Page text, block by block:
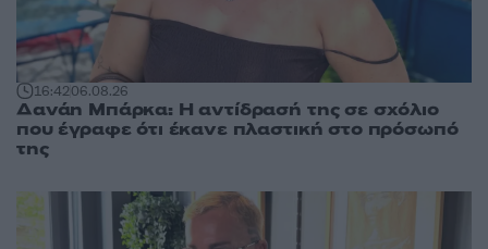
16:4206.08.26
Δανάη Μπάρκα: Η αντίδρασή της σε σχόλιο
που έγραφε ότι έκανε πλαστική στο πρόσωπό
της